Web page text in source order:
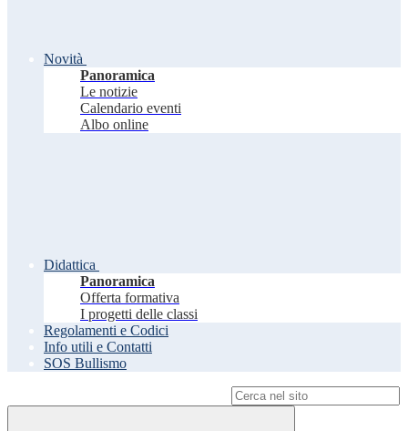
Novità
Panoramica
Le notizie
Calendario eventi
Albo online
Didattica
Panoramica
Offerta formativa
I progetti delle classi
Regolamenti e Codici
Info utili e Contatti
SOS Bullismo